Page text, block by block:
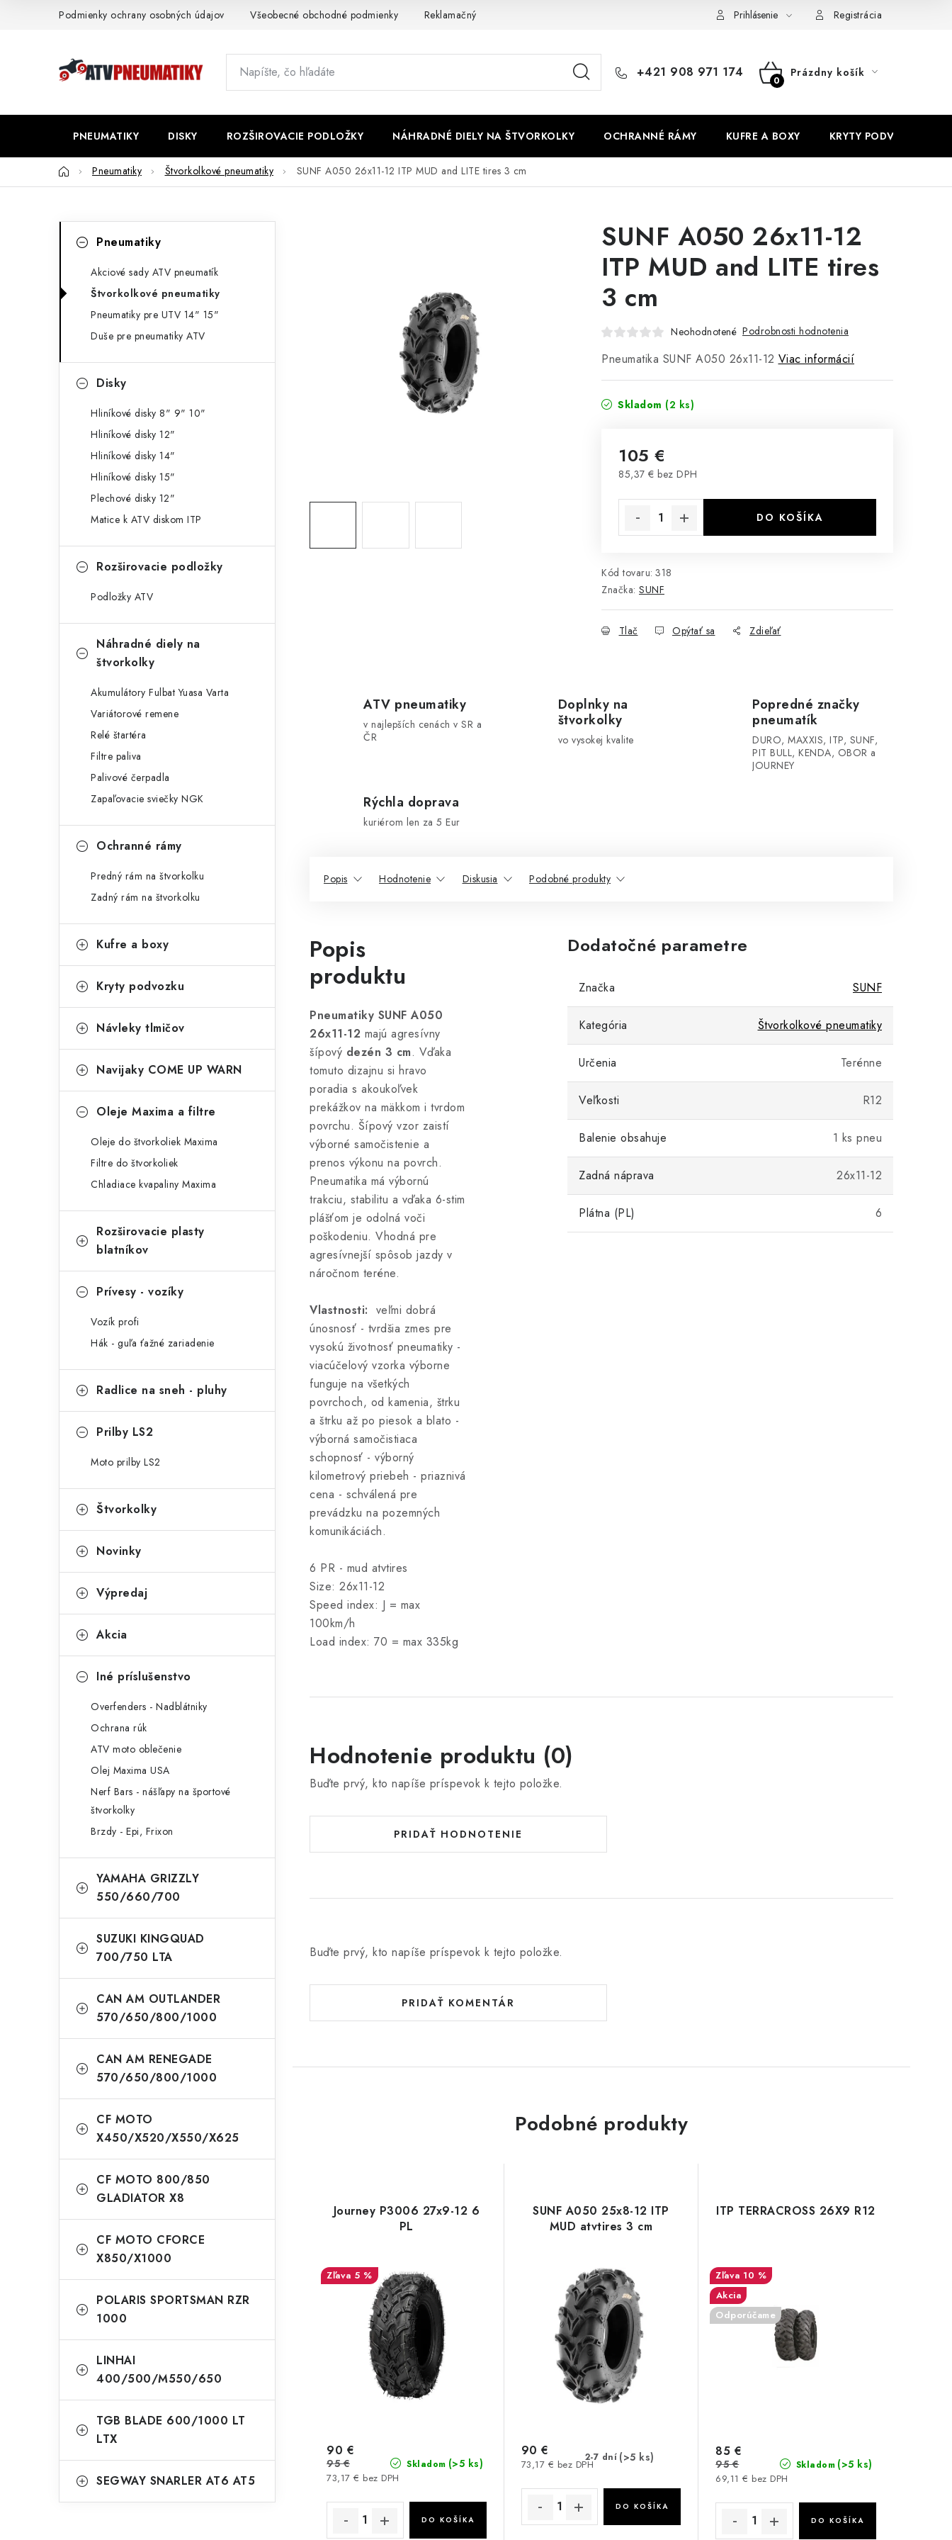
Podmienky ochrany osobných údajov Všeobecné obchodné podmienky Reklamačný poriadok - formulár Prihlásenie Registrácia
+421 908 971 174
NÁKUPNÝ
Prázdny košík
PNEUMATIKY DISKY ROZŠIROVACIE PODLOŽKY NÁHRADNÉ DIELY NA ŠTVORKOLKY OCHRANNÉ RÁMY KUFRE A BOXY KRYTY PODVOZKU
DomovPneumatiky Štvorkolkové pneumatiky SUNF A050 26x11-12 ITP MUD and LITE tires 3 cm
č
p
kategórie
e
Pneumatiky
Akciové sady ATV pneumatík
Štvorkolkové pneumatiky
Pneumatiky pre UTV 14" 15"
Duše pre pneumatiky ATV
Disky
Hliníkové disky 8" 9" 10"
Hliníkové disky 12"
Hliníkové disky 14"
Hliníkové disky 15"
Plechové disky 12"
Matice k ATV diskom ITP
Rozširovacie podložky
Podložky ATV
Náhradné diely na
štvorkolky
Akumulátory Fulbat Yuasa Varta
Variátorové remene
Relé štartéra
Filtre paliva
Palivové čerpadla
Zapaľovacie sviečky NGK
Ochranné rámy
Predný rám na štvorkolku
Zadný rám na štvorkolku
Kufre a boxy
Kryty podvozku
Návleky tlmičov
Navijaky COME UP WARN
Oleje Maxima a filtre
Oleje do štvorkoliek Maxima
Filtre do štvorkoliek
Chladiace kvapaliny Maxima
Rozširovacie plasty
blatníkov
Prívesy - vozíky
Vozík profi
Hák - guľa ťažné zariadenie
Radlice na sneh - pluhy
Prilby LS2
Moto prilby LS2
Štvorkolky
Novinky
Výpredaj
Akcia
Iné príslušenstvo
Overfenders - Nadblátniky
Ochrana rúk
ATV moto oblečenie
Olej Maxima USA
Nerf Bars - nášľapy na športové
štvorkolky
Brzdy - Epi, Frixon
YAMAHA GRIZZLY
550/660/700
SUZUKI KINGQUAD
700/750 LTA
CAN AM OUTLANDER
570/650/800/1000
CAN AM RENEGADE
570/650/800/1000
CF MOTO
X450/X520/X550/X625
CF MOTO 800/850
GLADIATOR X8
CF MOTO CFORCE
X850/X1000
POLARIS SPORTSMAN RZR
1000
LINHAI
400/500/M550/650
TGB BLADE 600/1000 LT
LTX
SEGWAY SNARLER AT6 AT5
SUNF A050 26x11-12
ITP MUD and LITE tires
3 cm
Neohodnotené Podrobnosti hodnotenia
Pneumatika SUNF A050 26x11-12 Viac informácií
Skladom (2 ks)
105 €
85,37 € bez DPH
DO KOŠÍKA
Kód tovaru: 318
Značka: SUNF
Tlač Opýtať sa Zdieľať
ATV pneumatiky
v najlepších cenách v SR a
ČR
Doplnky na
štvorkolky
vo vysokej kvalite
Popredné značky
pneumatík
DURO, MAXXIS, ITP, SUNF,
PIT BULL, KENDA, OBOR a
JOURNEY
Rýchla doprava
kuriérom len za 5 Eur
Popis Hodnotenie Diskusia Podobné produkty
Popis
produktu
Pneumatiky SUNF A050
26x11-12 majú agresívny
šípový dezén 3 cm. Vďaka
tomuto dizajnu si hravo
poradia s akoukoľvek
prekážkov na mäkkom i tvrdom
povrchu. Šípový vzor zaistí
výborné samočistenie a
prenos výkonu na povrch.
Pneumatika má výbornú
trakciu, stabilitu a vďaka 6-stim
plášťom je odolná voči
poškodeniu. Vhodná pre
agresívnejší spôsob jazdy v
náročnom teréne.
Vlastnosti: veľmi dobrá
únosnosť - tvrdšia zmes pre
vysokú životnosť pneumatiky -
viacúčelový vzorka výborne
funguje na všetkých
povrchoch, od kamenia, štrku
a štrku až po piesok a blato -
výborná samočistiaca
schopnosť - výborný
kilometrový priebeh - priaznivá
cena - schválená pre
prevádzku na pozemných
komunikáciách.
6 PR - mud atvtires
Size: 26x11-12
Speed index: J = max
100km/h
Load index: 70 = max 335kg
Dodatočné parametre
Značka SUNF
Kategória Štvorkolkové pneumatiky
Určenia Terénne
Veľkosti R12
Balenie obsahuje 1 ks pneu
Zadná náprava 26x11-12
Plátna (PL) 6
Hodnotenie produktu (0)
Buďte prvý, kto napíše príspevok k tejto položke.
PRIDAŤ HODNOTENIE
Buďte prvý, kto napíše príspevok k tejto položke.
PRIDAŤ KOMENTÁR
Podobné produkty
Journey P3006 27x9-12 6
PL
5 %
Skladom (>5 ks)
73,17 € bez DPH
90 €
95 €
DO KOŠÍKA
SUNF A050 25x8-12 ITP
MUD atvtires 3 cm
2-7 dní (>5 ks)
73,17 € bez DPH
90 €
DO KOŠÍKA
ITP TERRACROSS 26X9 R12
10 %
Akcia
Odporúčame
Skladom (>5 ks)
69,11 € bez DPH
85 €
95 €
DO KOŠÍKA